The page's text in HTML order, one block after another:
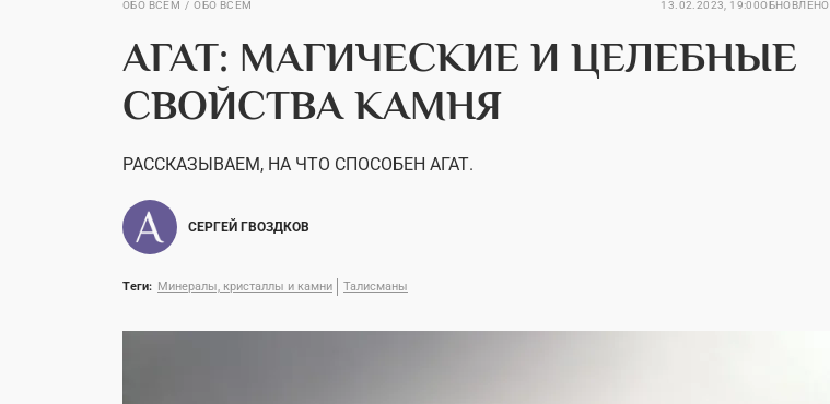
ОБО ВСЕМ ОБО ВСЕМ 13.02.2023, 19:00ОБНОВЛЕНО
АГАТ: МАГИЧЕСКИЕ И ЦЕЛЕБНЫЕ
СВОЙСТВА КАМНЯ
РАССКАЗЫВАЕМ, НА ЧТО СПОСОБЕН АГАТ.
СЕРГЕЙ ГВОЗДКОВ
Теги: Минералы, кристаллы и камни Талисманы